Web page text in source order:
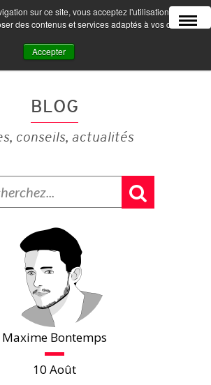
sur ce site, vous acceptez l'utilisation de
des contenus et services adaptés à vos centres
Accepter
MENU
BLOG
conseils, actualités
Maxime Bontemps
10 Août